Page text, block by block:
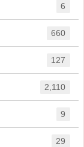
6
660
127
2,110
9
29